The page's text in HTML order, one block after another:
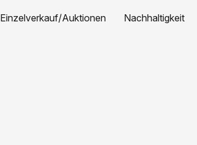
Einzelverkauf/Auktionen Nachhaltigkeit